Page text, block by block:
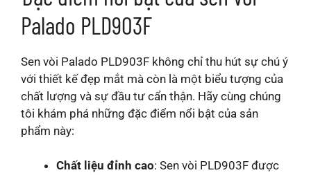
Palado PLD903F
Sen vòi Palado PLD903F không chỉ thu hút sự chú ý
với thiết kế đẹp mắt mà còn là một biểu tượng của
chất lượng và sự đầu tư cẩn thận. Hãy cùng chúng
tôi khám phá những đặc điểm nổi bật của sản
phẩm này:
Chất liệu đỉnh cao: Sen vòi PLD903F được